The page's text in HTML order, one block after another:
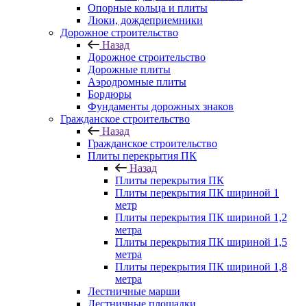
Опорные кольца и плиты
Люки, дождеприемники
Дорожное строительство
Назад
Дорожное строительство
Дорожные плиты
Аэродромные плиты
Бордюры
Фундаменты дорожных знаков
Гражданское строительство
Назад
Гражданское строительство
Плиты перекрытия ПК
Назад
Плиты перекрытия ПК
Плиты перекрытия ПК шириной 1
метр
Плиты перекрытия ПК шириной 1,2
метра
Плиты перекрытия ПК шириной 1,5
метра
Плиты перекрытия ПК шириной 1,8
метра
Лестничные марши
Лестничные площадки